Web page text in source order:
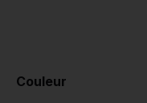
Couleur